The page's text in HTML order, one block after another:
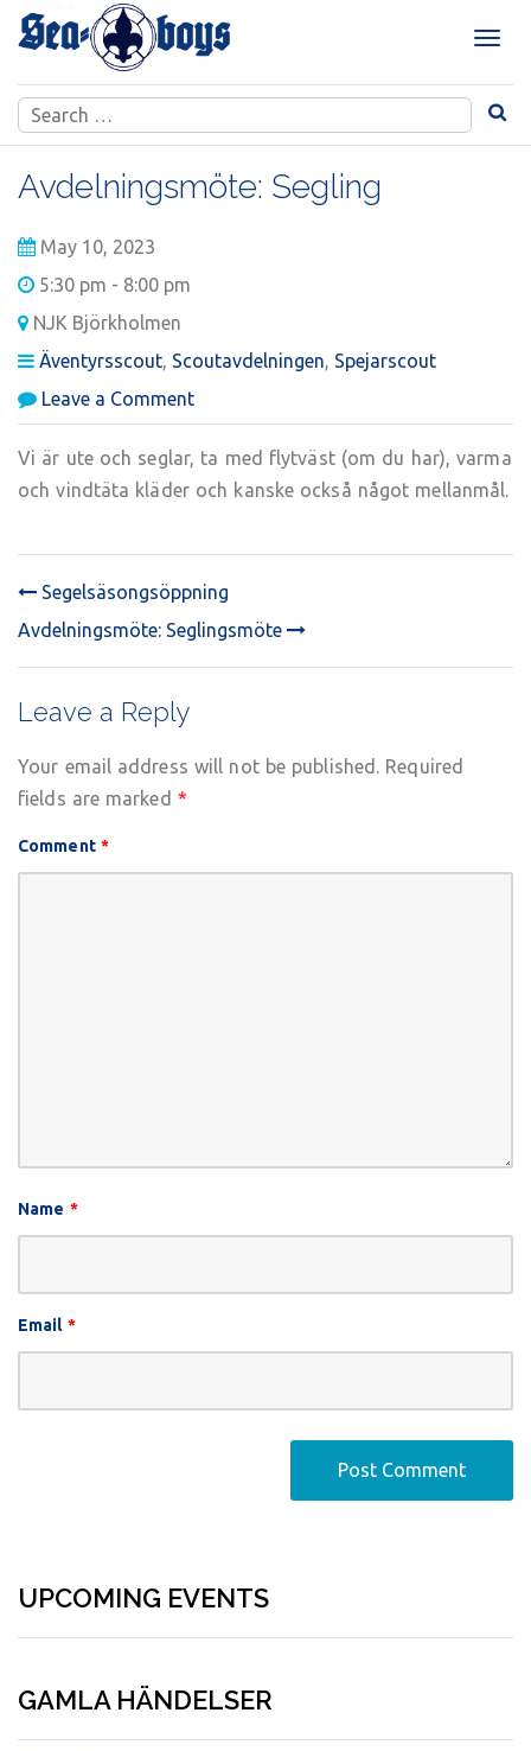
Skip
T
g
l
Search
for:
Avdelningsmöte: Segling
May 10, 2023
5:30 pm - 8:00 pm
NJK Björkholmen
Äventyrsscout, Scoutavdelningen, Spejarscout
Leave a Commenton
Avdelningsmöte:
Segling
Vi är ute och seglar, ta med flytväst (om du har), varma
och vindtäta kläder och kanske också något mellanmål.
POST
NAVIGATION
Segelsäsongsöppning
Avdelningsmöte: Seglingsmöte
Leave a Reply
Your email address will not be published. Required
fields are marked *
Comment *
Name *
Email *
UPCOMING EVENTS
GAMLA HÄNDELSER